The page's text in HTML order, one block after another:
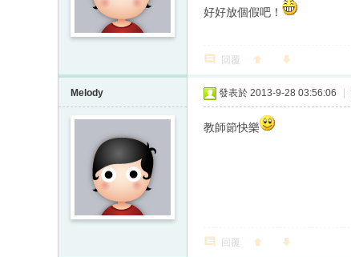
好好放個假吧！
回覆
Melody 發表於 2013-9-28 03:56:06
教師節快樂
回覆